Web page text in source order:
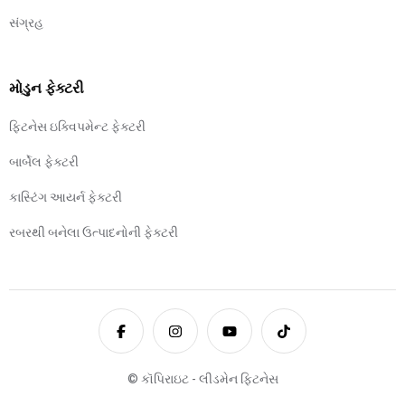
સંગ્રહ
મોડુન ફેક્ટરી
ફિટનેસ ઇક્વિપમેન્ટ ફેક્ટરી
બાર્બેલ ફેક્ટરી
કાસ્ટિંગ આયર્ન ફેક્ટરી
રબરથી બનેલા ઉત્પાદનોની ફેક્ટરી
© કૉપિરાઇટ - લીડમેન ફિટનેસ